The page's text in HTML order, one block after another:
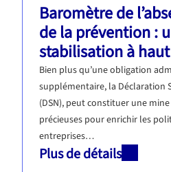
Baromètre de
de la prévention :
stabilisation à
Bien plus qu’une obligation
supplémentaire, la Déclaration
(DSN), peut constituer une
précieuses pour enrichir les
entreprises…
Plus de détails